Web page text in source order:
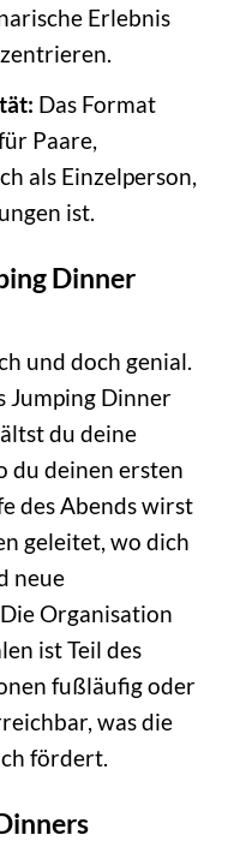
Erlebnis
Das Format
Paare,
als Einzelperson,
ist.
Dinner
und doch genial.
Jumping Dinner
du deine
du deinen ersten
des Abends wirst
geleitet, wo dich
neue
Organisation
ist Teil des
fußläufig oder
was die
fördert.